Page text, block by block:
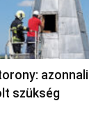
azonnali
szükség